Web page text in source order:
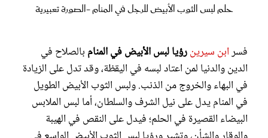
حلم لبس الثوب الأبيض للرجل في المنام -الصورة تعبيرية
فسرابن سيرينرؤيا لبس الأبيض في المنام بالصلاح في
الدين والدنيا لمن اعتاد لبسه في اليقظة، وقد تدل على الزيادة
في البهاء والخروج من الذنب. ولبس الثوب الأبيض الطويل
في المنام يدل على نيل الشرف والسلطان، أما لبس الملابس
البيضاء القصيرة في الحلم؛ فيدل على النقص في الهيبة